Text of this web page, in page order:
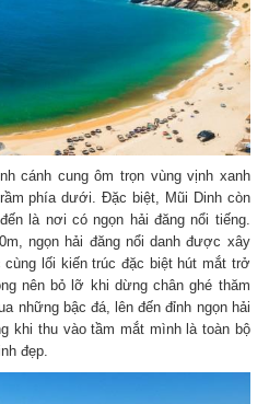
cánh cung ôm trọn vùng vịnh xanh
phía dưới. Đặc biệt, Mũi Dinh còn
là nơi có ngọn hải đăng nổi tiếng.
ngọn hải đăng nổi danh được xây
lối kiến trúc đặc biệt hút mắt trở
nên bỏ lỡ khi dừng chân ghé thăm
những bậc đá, lên đến đỉnh ngọn hải
khi thu vào tầm mắt mình là toàn bộ
đẹp.